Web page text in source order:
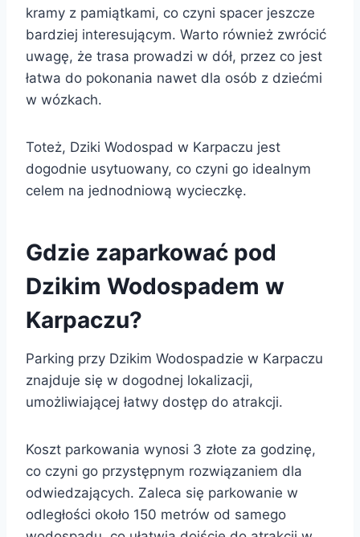
kramy z pamiątkami, co czyni spacer jeszcze
bardziej interesującym. Warto również zwrócić
uwagę, że trasa prowadzi w dół, przez co jest
łatwa do pokonania nawet dla osób z dziećmi
w wózkach.
Toteż, Dziki Wodospad w Karpaczu jest
dogodnie usytuowany, co czyni go idealnym
celem na jednodniową wycieczkę.
Gdzie zaparkować pod
Dzikim Wodospadem w
Karpaczu?
Parking przy Dzikim Wodospadzie w Karpaczu
znajduje się w dogodnej lokalizacji,
umożliwiającej łatwy dostęp do atrakcji.
Koszt parkowania wynosi 3 złote za godzinę,
co czyni go przystępnym rozwiązaniem dla
odwiedzających. Zaleca się parkowanie w
odległości około 150 metrów od samego